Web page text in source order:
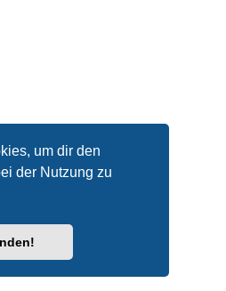
um dir den
der Nutzung zu